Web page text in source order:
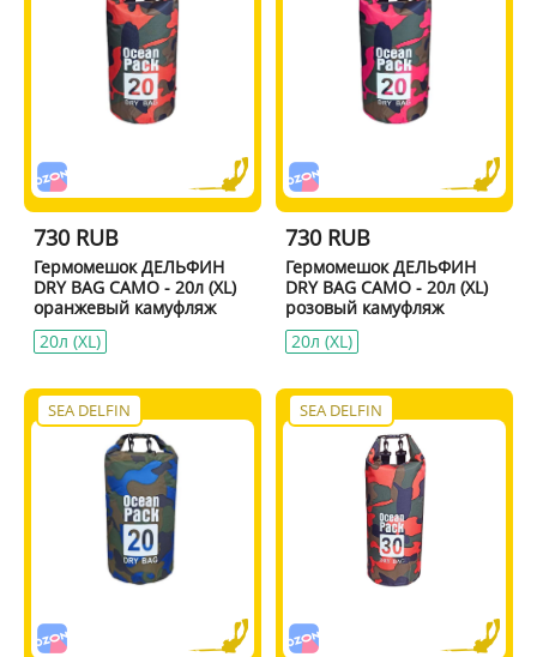
730 RUB
Гермомешок ДЕЛЬФИН
DRY BAG CAMO - 20л (XL)
оранжевый камуфляж
20л (XL)
730 RUB
Гермомешок ДЕЛЬФИН
DRY BAG CAMO - 20л (XL)
розовый камуфляж
20л (XL)
SEA DELFIN SEA DELFIN